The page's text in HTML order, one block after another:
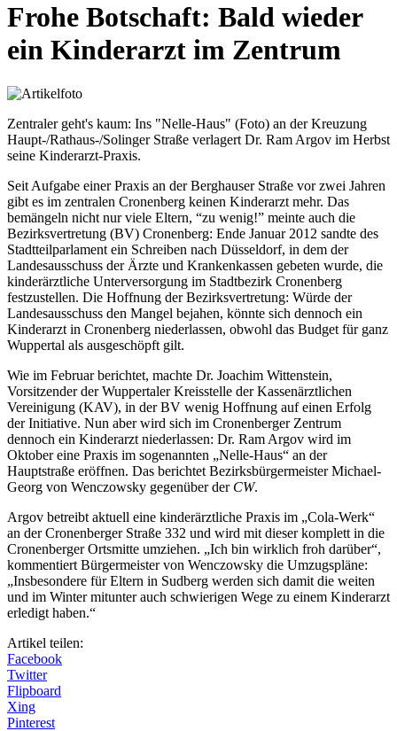
Frohe Botschaft: Bald wieder
ein Kinderarzt im Zentrum
Zentraler geht's kaum: Ins "Nelle-Haus" (Foto) an der Kreuzung
Haupt-/Rathaus-/Solinger Straße verlagert Dr. Ram Argov im Herbst
seine Kinderarzt-Praxis.
Seit Aufgabe einer Praxis an der Berghauser Straße vor zwei Jahren
gibt es im zentralen Cronenberg keinen Kinderarzt mehr. Das
bemängeln nicht nur viele Eltern, “zu wenig!” meinte auch die
Bezirksvertretung (BV) Cronenberg: Ende Januar 2012 sandte des
Stadtteilparlament ein Schreiben nach Düsseldorf, in dem der
Landesausschuss der Ärzte und Krankenkassen gebeten wurde, die
kinderärztliche Unterversorgung im Stadtbezirk Cronenberg
festzustellen. Die Hoffnung der Bezirksvertretung: Würde der
Landesausschuss den Mangel bejahen, könnte sich dennoch ein
Kinderarzt in Cronenberg niederlassen, obwohl das Budget für ganz
Wuppertal als ausgeschöpft gilt.
Wie im Februar berichtet, machte Dr. Joachim Wittenstein,
Vorsitzender der Wuppertaler Kreisstelle der Kassenärztlichen
Vereinigung (KAV), in der BV wenig Hoffnung auf einen Erfolg
der Initiative. Nun aber wird sich im Cronenberger Zentrum
dennoch ein Kinderarzt niederlassen: Dr. Ram Argov wird im
Oktober eine Praxis im sogenannten „Nelle-Haus“ an der
Hauptstraße eröffnen. Das berichtet Bezirksbürgermeister Michael-
Georg von Wenczowsky gegenüber der CW.
Argov betreibt aktuell eine kinderärztliche Praxis im „Cola-Werk“
an der Cronenberger Straße 332 und wird mit dieser komplett in die
Cronenberger Ortsmitte umziehen. „Ich bin wirklich froh darüber“,
kommentiert Bürgermeister von Wenczowsky die Umzugspläne:
„Insbesondere für Eltern in Sudberg werden sich damit die weiten
und im Winter mitunter auch schwierigen Wege zu einem Kinderarzt
erledigt haben.“
Artikel teilen:
Facebook
Twitter
Flipboard
Xing
Pinterest